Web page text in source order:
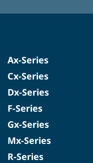
Ax-Series
Cx-Series
Dx-Series
F-Series
Gx-Series
Mx-Series
R-Series